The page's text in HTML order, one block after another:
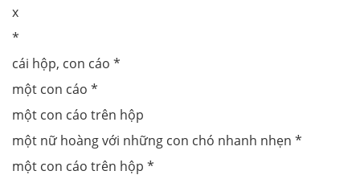
х
*
cái hộp, con cáo *
một con cáo *
một con cáo trên hộp
một nữ hoàng với những con chó nhanh nhẹn *
một con cáo trên hộp *